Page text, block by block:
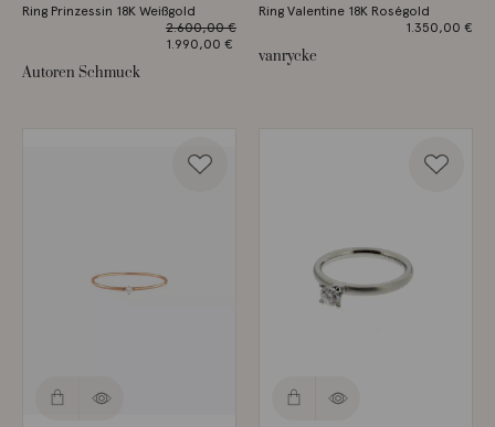
Ring Prinzessin 18K Weißgold
2.600,00€
Ursprünglicher
1.990,00 €
Autoren Schmuck
Ring Valentine 18K Roségold
1.350,00 €
vanrycke